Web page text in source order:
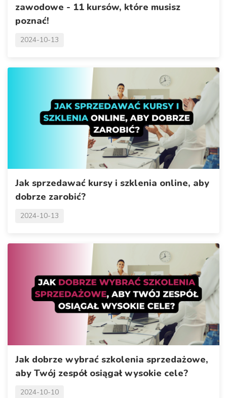
zawodowe - 11 kursów, które musisz
poznać!
2024-10-13
Jak sprzedawać kursy i szklenia online, aby
dobrze zarobić?
2024-10-13
Jak dobrze wybrać szkolenia sprzedażowe,
aby Twój zespół osiągał wysokie cele?
2024-10-10